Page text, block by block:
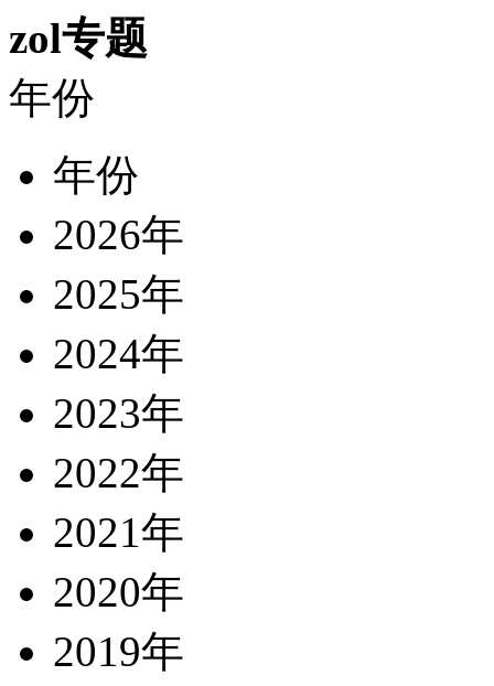
zol专题
年份
年份
2026年
2025年
2024年
2023年
2022年
2021年
2020年
2019年